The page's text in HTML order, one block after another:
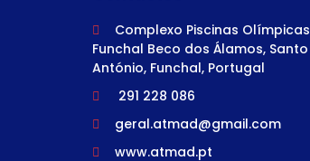
Complexo Piscinas Olímpicas
Funchal Beco dos Álamos, Santo
António, Funchal, Portugal
291 228 086
geral.atmad@gmail.com
www.atmad.pt